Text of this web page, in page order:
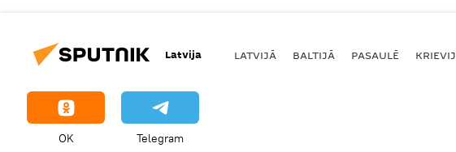
Latvija LATVIJĀ BALTIJĀ PASAULĒ
OK Telegram